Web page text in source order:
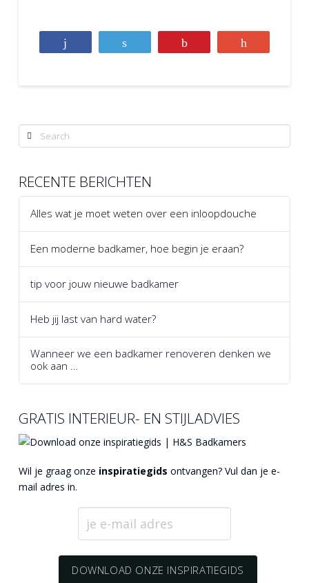
Search
RECENTE BERICHTEN
Alles wat je moet weten over een inloopdouche
Een moderne badkamer, hoe begin je eraan?
tip voor jouw nieuwe badkamer
Heb jij last van hard water?
Wanneer we een badkamer renoveren denken we
ook aan …
GRATIS INTERIEUR- EN STIJLADVIES
Wil je graag onze inspiratiegids ontvangen? Vul dan je e-
mail adres in.